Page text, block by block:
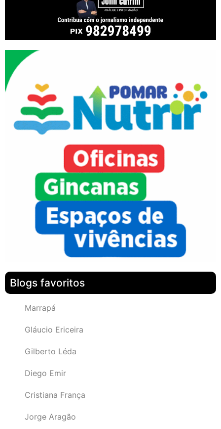
Blogs favoritos
Marrapá
Gláucio Ericeira
Gilberto Léda
Diego Emir
Cristiana França
Jorge Aragão